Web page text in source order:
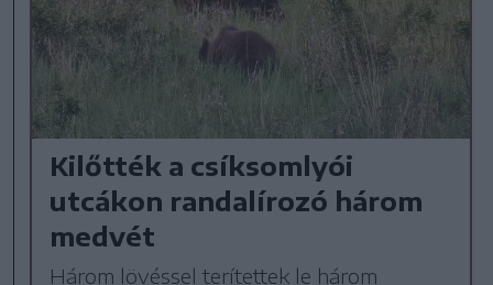
Kilőtték a csíksomlyói
utcákon randalírozó három
medvét
Három lövéssel terítettek le három